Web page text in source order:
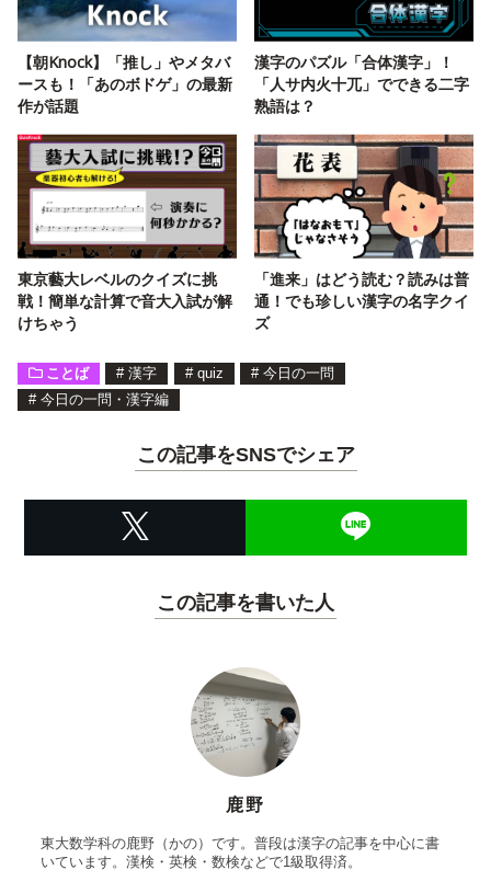
【朝Knock】「推し」やメタバ
ースも！「あのボドゲ」の最新
作が話題
漢字のパズル「合体漢字」！
「人サ内火十兀」でできる二字
熟語は？
東京藝大レベルのクイズに挑
戦！簡単な計算で音大入試が解
けちゃう
「進来」はどう読む？読みは普
通！でも珍しい漢字の名字クイ
ズ
ことば # 漢字 # quiz # 今日の一問
# 今日の一問・漢字編
この記事をSNSでシェア
この記事を書いた人
鹿野
東大数学科の鹿野（かの）です。普段は漢字の記事を中心に書
いています。漢検・英検・数検などで1級取得済。